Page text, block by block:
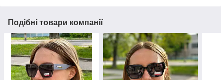
Подібні товари компанії